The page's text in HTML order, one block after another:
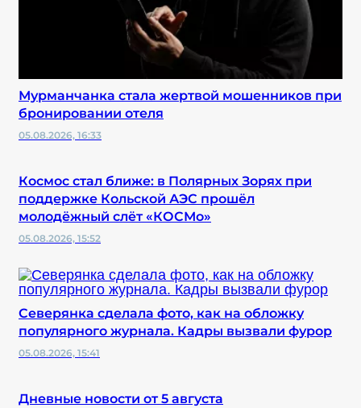
Мурманчанка стала жертвой мошенников при
бронировании отеля
05.08.2026, 16:33
Космос стал ближе: в Полярных Зорях при
поддержке Кольской АЭС прошёл
молодёжный слёт «КОСМо»
05.08.2026, 15:52
Северянка сделала фото, как на обложку
популярного журнала. Кадры вызвали фурор
05.08.2026, 15:41
Дневные новости от 5 августа